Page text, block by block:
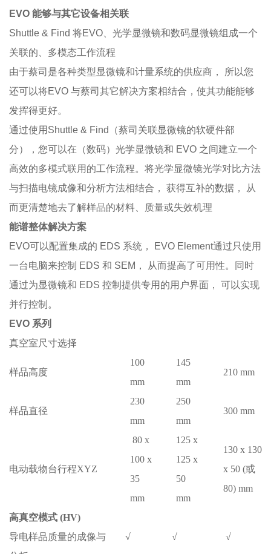
EVO 能够与其它设备相关联
Shuttle & Find 将EVO 、光学显微镜和数码显微镜组成一个
关联的、多模态工作流程
由于蔡司是各种类型显微镜和计量系统的供应商， 所以您
还可以将EVO 与蔡司其它解决方案相结合，使其功能能够
发挥得更好。
通过使用 Shuttle & Find
（蔡司关联显微镜的软硬件部
分），您可以在（数码）光学显微镜和 EVO 之间建立一个
高效的多模式联用的工作流程。将光学显微镜光学对比方法
与扫描电镜成像和分析方法相结合， 获得互补的数据， 从
而更清楚地去了解样品的材料、质量或失效机理
能谱整体解决方案
EVO可以配置集成的 EDS 系统， EVO Element通过只使用
一台电脑来控制 EDS 和 SEM ， 从而提高了可用性。同时
通过为显微镜和 EDS 控制提供专用的用户界面， 可以实现
并行控制。
EVO 系列
真空室尺寸选择
样品高度
100
mm
145
mm
210 mm
样品直径
230
mm
250
mm
300 mm
电动载物台行程XYZ
80 x
100 x
35
mm
125 x
125 x
50
mm
130 x 130
x 50 (或
80) mm
高真空模式 (HV)
导电样品质量的成像与
√ √ √